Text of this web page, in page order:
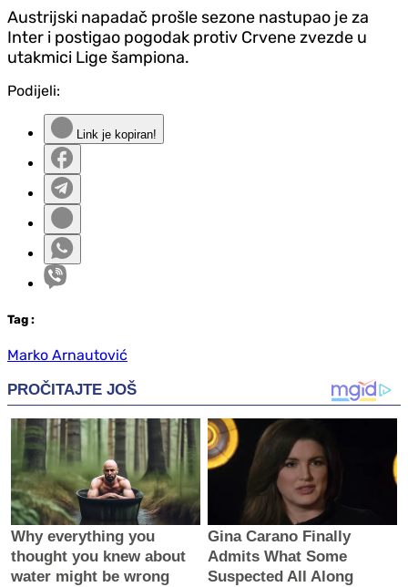
Austrijski napadač prošle sezone nastupao je za
Inter i postigao pogodak protiv Crvene zvezde u
utakmici Lige šampiona.
Podijeli:
Link je kopiran!
Tag :
Marko Arnautović